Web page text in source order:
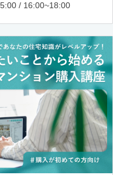
/ 16:00~18:00